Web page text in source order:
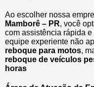
Ao escolher nossa
Mamborê – PR, você
com assistência rápida
equipe experiente não
reboque para motos,
reboque de veículos
horas